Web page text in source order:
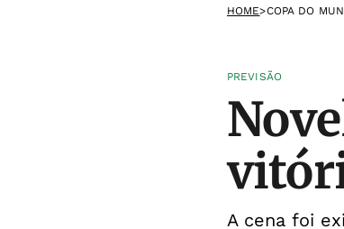
HOME>COPA DO
PREVISÃO
A cena foi